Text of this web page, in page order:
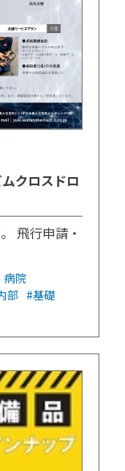
クロスドロ
飛行申請・
病院
部 #基礎